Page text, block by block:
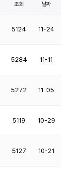
조회 날짜
5124 11-24
5284 11-11
5272 11-05
5119 10-29
5127 10-21